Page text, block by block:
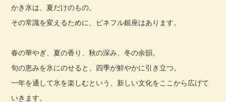
かき氷は、夏だけのもの。
その常識を変えるために、ビネフル銀座はあります。
春の華やぎ、夏の香り、秋の深み、冬の余韻。
旬の恵みを氷にのせると、四季が鮮やかに引き立つ。
一年を通して氷を楽しむという、新しい文化をここから広げて
いきます。